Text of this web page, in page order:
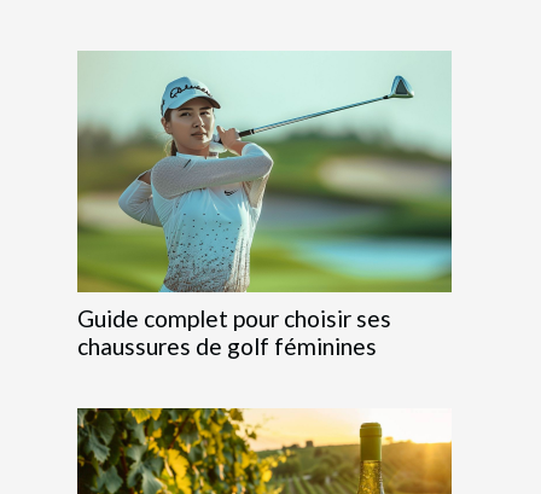
Guide complet pour choisir ses
chaussures de golf féminines